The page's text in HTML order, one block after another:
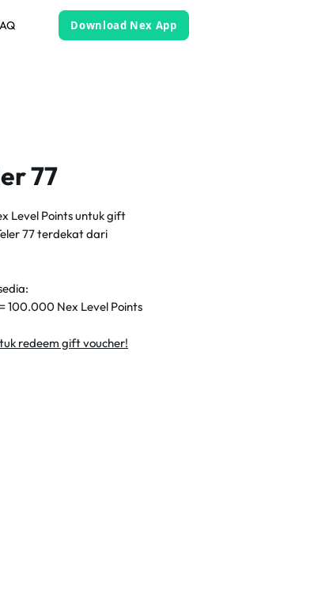
Download Nex App
77
Level Points untuk gift
77 terdekat dari
100.000 Nex Level Points
redeem gift voucher!